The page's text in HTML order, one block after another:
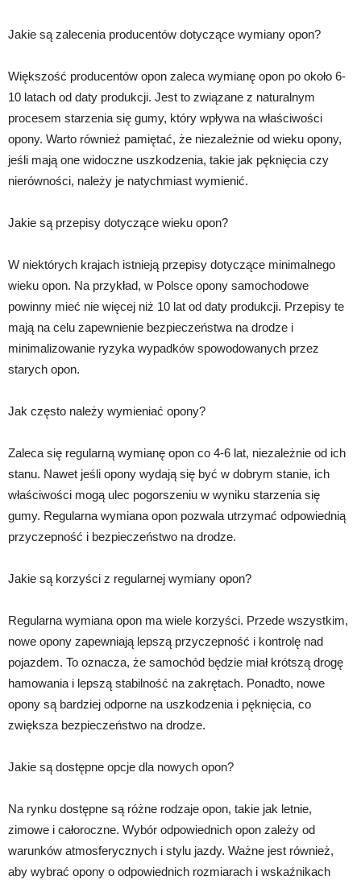
Jakie są zalecenia producentów dotyczące wymiany opon?
Większość producentów opon zaleca wymianę opon po około 6-
10 latach od daty produkcji. Jest to związane z naturalnym
procesem starzenia się gumy, który wpływa na właściwości
opony. Warto również pamiętać, że niezależnie od wieku opony,
jeśli mają one widoczne uszkodzenia, takie jak pęknięcia czy
nierówności, należy je natychmiast wymienić.
Jakie są przepisy dotyczące wieku opon?
W niektórych krajach istnieją przepisy dotyczące minimalnego
wieku opon. Na przykład, w Polsce opony samochodowe
powinny mieć nie więcej niż 10 lat od daty produkcji. Przepisy te
mają na celu zapewnienie bezpieczeństwa na drodze i
minimalizowanie ryzyka wypadków spowodowanych przez
starych opon.
Jak często należy wymieniać opony?
Zaleca się regularną wymianę opon co 4-6 lat, niezależnie od ich
stanu. Nawet jeśli opony wydają się być w dobrym stanie, ich
właściwości mogą ulec pogorszeniu w wyniku starzenia się
gumy. Regularna wymiana opon pozwala utrzymać odpowiednią
przyczepność i bezpieczeństwo na drodze.
Jakie są korzyści z regularnej wymiany opon?
Regularna wymiana opon ma wiele korzyści. Przede wszystkim,
nowe opony zapewniają lepszą przyczepność i kontrolę nad
pojazdem. To oznacza, że samochód będzie miał krótszą drogę
hamowania i lepszą stabilność na zakrętach. Ponadto, nowe
opony są bardziej odporne na uszkodzenia i pęknięcia, co
zwiększa bezpieczeństwo na drodze.
Jakie są dostępne opcje dla nowych opon?
Na rynku dostępne są różne rodzaje opon, takie jak letnie,
zimowe i całoroczne. Wybór odpowiednich opon zależy od
warunków atmosferycznych i stylu jazdy. Ważne jest również,
aby wybrać opony o odpowiednich rozmiarach i wskaźnikach